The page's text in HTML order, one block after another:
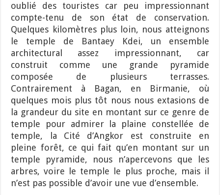
oublié des touristes car peu impressionnant
compte-tenu de son état de conservation.
Quelques kilomètres plus loin, nous atteignons
le temple de Bantaey Kdei, un ensemble
architectural assez impressionnant, car
construit comme une grande pyramide
composée de plusieurs terrasses.
Contrairement à Bagan, en Birmanie, où
quelques mois plus tôt nous nous extasions de
la grandeur du site en montant sur ce genre de
temple pour admirer la plaine constellée de
temple, la Cité d’Angkor est construite en
pleine forêt, ce qui fait qu’en montant sur un
temple pyramide, nous n’apercevons que les
arbres, voire le temple le plus proche, mais il
n’est pas possible d’avoir une vue d’ensemble.